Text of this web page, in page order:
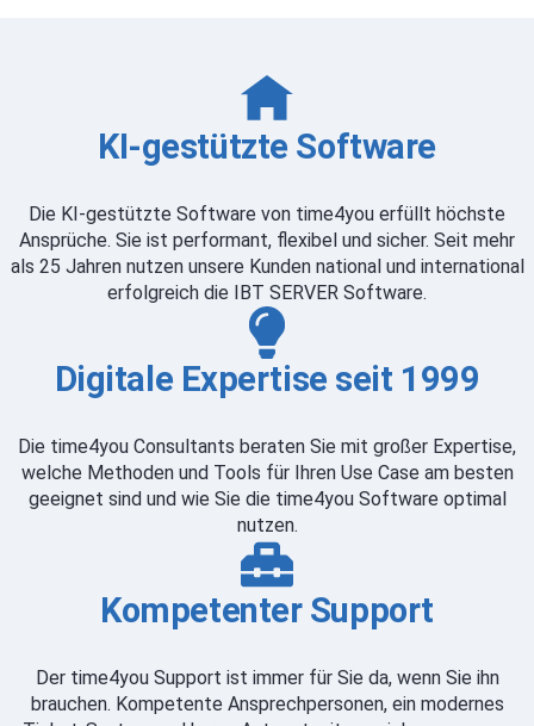
KI-gestützte Software
Die KI-gestützte Software von time4you erfüllt höchste
Ansprüche. Sie ist performant, flexibel und sicher. Seit mehr
als 25 Jahren nutzen unsere Kunden national und international
erfolgreich die IBT SERVER Software.
Digitale Expertise seit 1999
Die time4you Consultants beraten Sie mit großer Expertise,
welche Methoden und Tools für Ihren Use Case am besten
geeignet sind und wie Sie die time4you Software optimal
nutzen.
Kompetenter Support
Der time4you Support ist immer für Sie da, wenn Sie ihn
brauchen. Kompetente Ansprechpersonen, ein modernes